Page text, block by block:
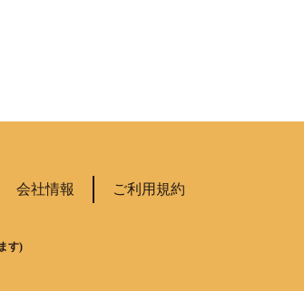
会社情報 ご利用規約
す)